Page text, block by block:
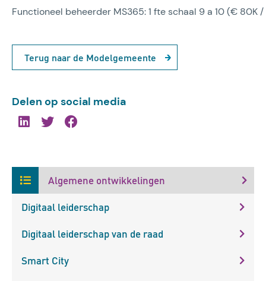
Functioneel beheerder MS365: 1 fte schaal 9 a 10 (€ 80K
Terug naar de Modelgemeente
Delen op social media
Algemene ontwikkelingen
Digitaal leiderschap
Digitaal leiderschap van de raad
Smart City